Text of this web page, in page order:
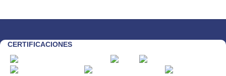
CERTIFICACIONES